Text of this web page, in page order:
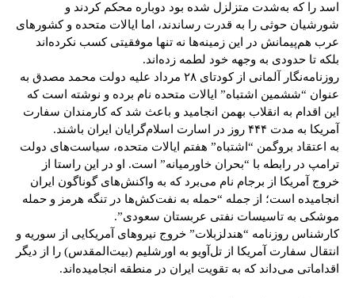
اسد را که به‌شدت متزلزل شده بود دوباره محکم کردند و
شورشیان حوثی را به قدرت رساندند، اما ایالات متحده و کشورهای
عرب هم‌پیمانش در این زمینه‌ها نه تنها موفقیتی کسب نکرده‌اند
بلکه تا حدودی به وجهه خود لطمه زده‌اند.
روزنامه‌نگار آلمانی از کودتای ۲۸ مرداد علیه دولت محمد مصدق به
عنوان “ششمین اشتباه” ایالات متحده نام برده و نوشته است که
این اقدام به انقلاب بهمن انجامید و باعث شد که کارمندان سفارت
آمریکا به مدت ۴۴۴ روز در اسارت اسلام‌گرایان ایران باشند.
به اعتقاد بروگمن “اشتباه” هفتم ایالات متحده، سیاست‌های دولت
ترامپ در رابطه با “بحران خاورمیانه” است. او در این راستا از
خروج آمریکا از برجام نام می‌برد که به واکنش‌های گوناگون ایران
انجامیده است؛ از جمله “حمله به نفت‌کش‌ها در تنگه هرمز و حمله
موشکی به تاسیسات نفتی عربستان سعودی”.
کارشناس روزنامه “هندلزبلات” خروج نیروهای آمریکایی از سوریه و
انتقال سفارت آمریکا از تل‌آویو به اورشلیم (بیت‌المقدس) را از دیگر
اقداماتی می‌داند که به تقویت ایران در منطقه انجامیده‌اند.